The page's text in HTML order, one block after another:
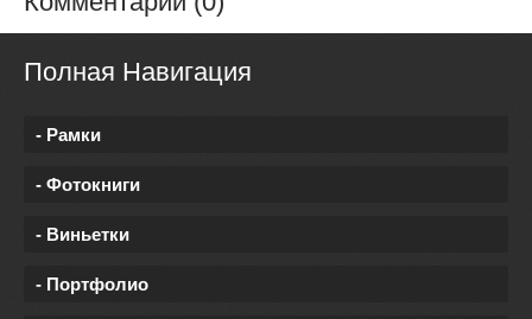
Полная Навигация
- Рамки
- Фотокниги
- Виньетки
- Портфолио